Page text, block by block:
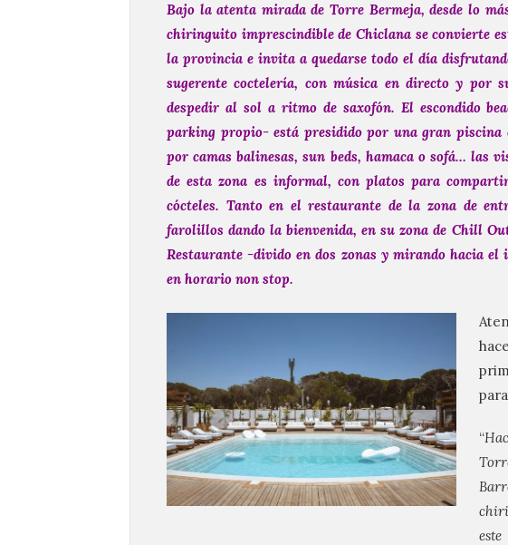
Bajo la atenta mirada de Torre Bermeja, desde lo
chiringuito imprescindible de Chiclana se convierte
la provincia e invita a quedarse todo el día
sugerente coctelería, con música en directo y por
despedir al sol a ritmo de saxofón. El escondido
parking propio- está presidido por una gran
por camas balinesas, sun beds, hamaca o sofá… las
de esta zona es informal, con platos para
cócteles. Tanto en el restaurante de la zona de
farolillos dando la bienvenida, en su zona de Chill
Restaurante -divido en dos zonas y mirando hacia
en horario non stop.
“